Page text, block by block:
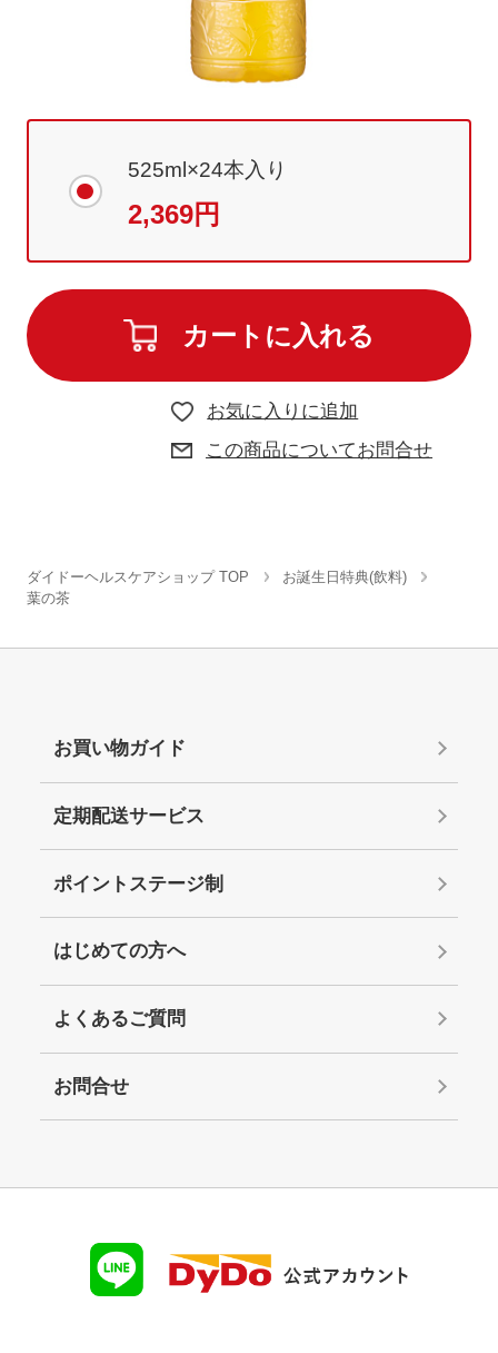
525ml×24本入り
2,369円
カートに入れる
お気に入りに追加
この商品についてお問合せ
ダイドーヘルスケアショップ TOP
お誕生日特典(飲料)
葉の茶
お買い物ガイド
定期配送サービス
ポイントステージ制
はじめての方へ
よくあるご質問
お問合せ